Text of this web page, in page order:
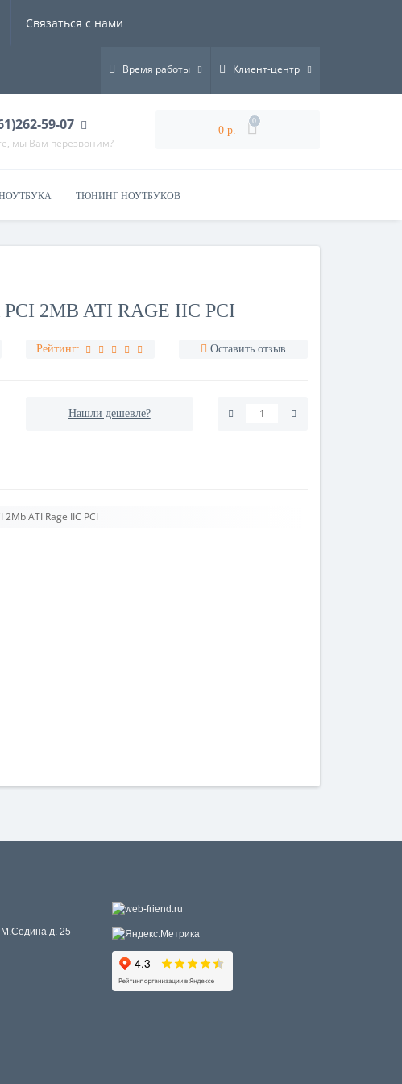
Связаться с нами
Время работы Клиент-центр
59-07
мы Вам перезвоним?
0 р.
0
ТЮНИНГ НОУТБУКОВ
2MB ATI RAGE IIC PCI
Рейтинг: Оставить отзыв
Нашли дешевле?
2Mb ATI Rage IIC PCI
М.Седина д. 25